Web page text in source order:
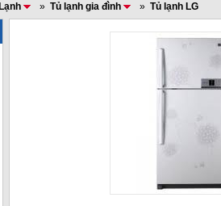
» Tủ lạnh gia đình » Tủ lạnh LG